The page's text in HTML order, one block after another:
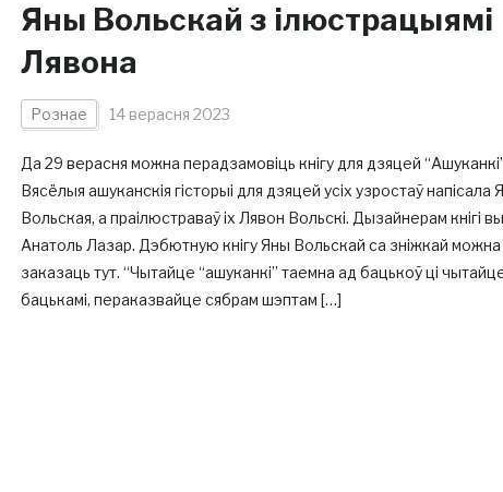
Яны Вольскай з ілюстрацыямі
Лявона
Рознае 14 верасня 2023
Да 29 верасня можна перадзамовіць кнігу для дзяцей
Вясёлыя ашуканскія гісторыі для дзяцей усіх узростаў напісала
Вольская, а праілюстраваў іх Лявон Вольскі. Дызайнерам кнігі
Анатоль Лазар. Дэбютную кнігу Яны Вольскай са зніжкай можна
заказаць тут. “Чытайце “ашуканкі” таемна ад бацькоў ці
бацькамі, пераказвайце сябрам шэптам […]